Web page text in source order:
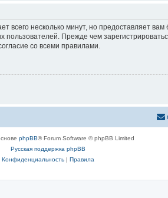
несколько минут, но предоставляет
Прежде чем
со всеми правилами.
phpBB® Forum Software © phpBB Limited
Русская поддержка phpBB
Конфиденциальность| Правила